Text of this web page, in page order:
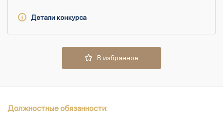
Детали конкурса
В избранное
Должностные обязанности: